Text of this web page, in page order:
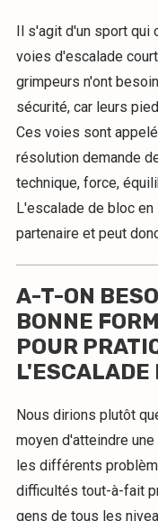
Il s'agit d'un sport qui
voies d'escalade
grimpeurs n'ont
sécurité, car leurs
Ces voies sont
résolution demande
technique, force,
L'escalade de bloc
partenaire et peut
A-T-ON
BONNE
POUR
L'ESCALADE
Nous dirions plutôt
moyen d'atteindre
les différents
difficultés tout-à-fait
gens de tous les